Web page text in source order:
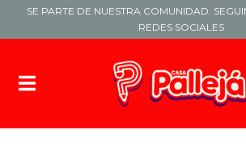
SE PARTE DE NUESTRA COMUNIDAD.
REDES SOCIALES